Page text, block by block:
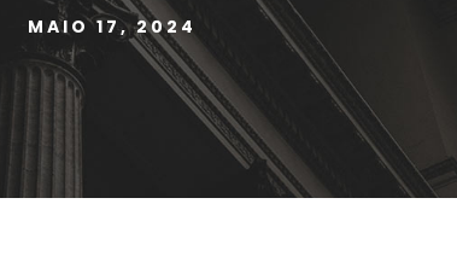
MAIO 17, 2024